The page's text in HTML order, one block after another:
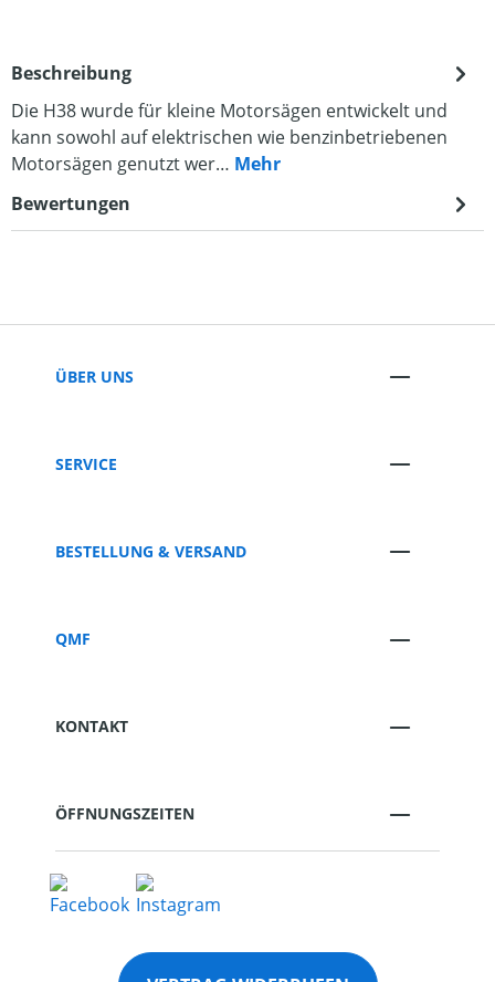
Beschreibung
Die H38 wurde für kleine Motorsägen entwickelt und
kann sowohl auf elektrischen wie benzinbetriebenen
Motorsägen genutzt wer… Mehr
Bewertungen
ÜBER UNS
SERVICE
BESTELLUNG & VERSAND
QMF
KONTAKT
ÖFFNUNGSZEITEN